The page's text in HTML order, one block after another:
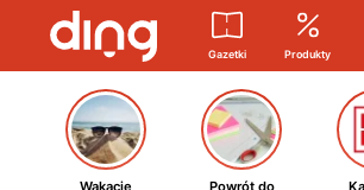
Gazetki Produkty
Wakacje
Powrót do